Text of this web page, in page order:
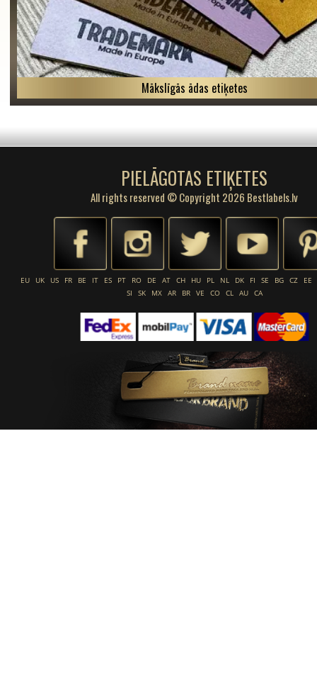
Mākslīgās ādas etiķetes
PIELĀGOTAS ETIĶETES
All rights reserved © Copyright 2026 Bestlabels.lv
EU UK US FR BE IT ES PT RO DE AT CH HU PL NL DK FI SE BG CZ
EE
SI
SK MX AR BR VE CO CL AU CA